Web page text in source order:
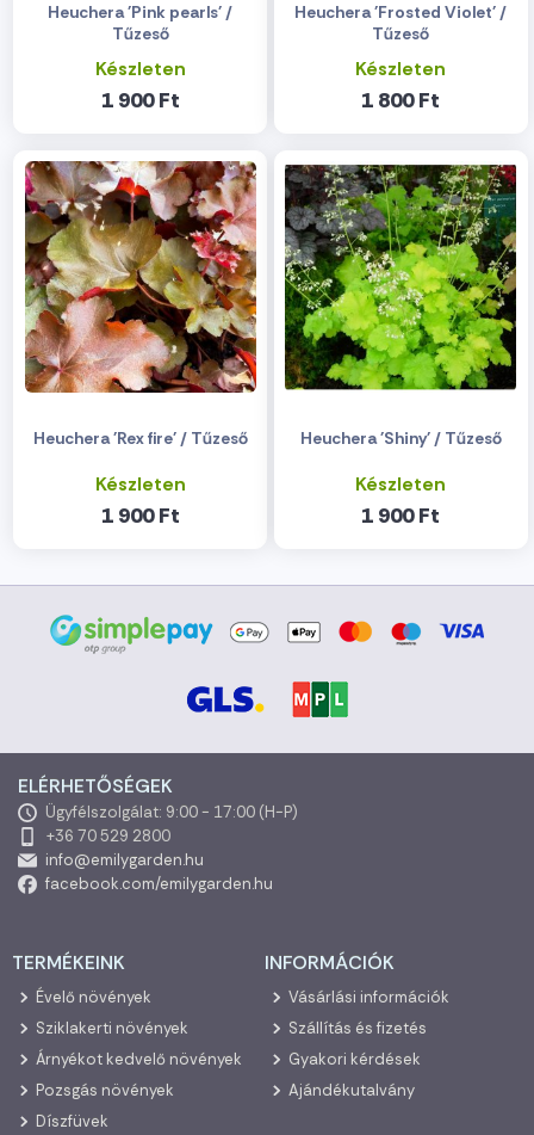
Heuchera 'Pink pearls' /
Tűzeső
Készleten
1 900 Ft
Heuchera 'Frosted Violet' /
Tűzeső
Készleten
1 800 Ft
Heuchera 'Rex fire' / Tűzeső
Készleten
1 900 Ft
Heuchera 'Shiny' / Tűzeső
Készleten
1 900 Ft
ELÉRHETŐSÉGEK
Ügyfélszolgálat: 9:00 - 17:00 (H-P)
+36 70 529 2800
info@emilygarden.hu
facebook.com/emilygarden.hu
TERMÉKEINK
Évelő növények
Sziklakerti növények
Árnyékot kedvelő növények
Pozsgás növények
Díszfüvek
INFORMÁCIÓK
Vásárlási információk
Szállítás és fizetés
Gyakori kérdések
Ajándékutalvány